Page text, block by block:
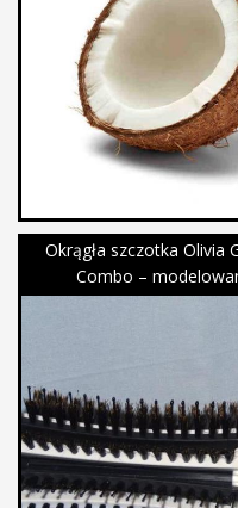
Okrągła szczotka Olivia
Combo –